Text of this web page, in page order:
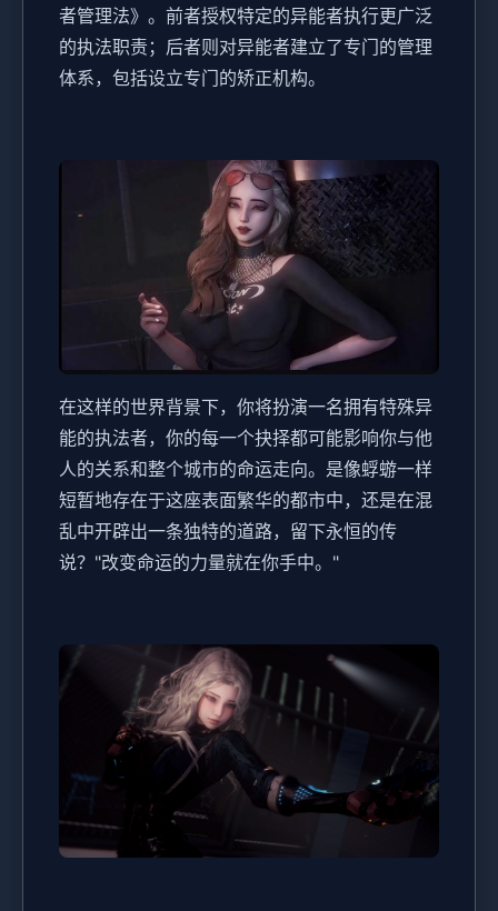
者管理法》。前者授权特定的异能者执行更广泛
的执法职责；后者则对异能者建立了专门的管理
体系，包括设立专门的矫正机构。
在这样的世界背景下，你将扮演一名拥有特殊异
能的执法者，你的每一个抉择都可能影响你与他
人的关系和整个城市的命运走向。是像蜉蝣一样
短暂地存在于这座表面繁华的都市中，还是在混
乱中开辟出一条独特的道路，留下永恒的传
说？"改变命运的力量就在你手中。"